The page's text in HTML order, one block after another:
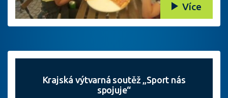
Více
Krajská výtvarná soutěž „Sport nás
spojuje“